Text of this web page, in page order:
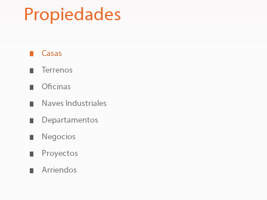
Propiedades
Casas
Terrenos
Oficinas
Naves Industriales
Departamentos
Negocios
Proyectos
Arriendos